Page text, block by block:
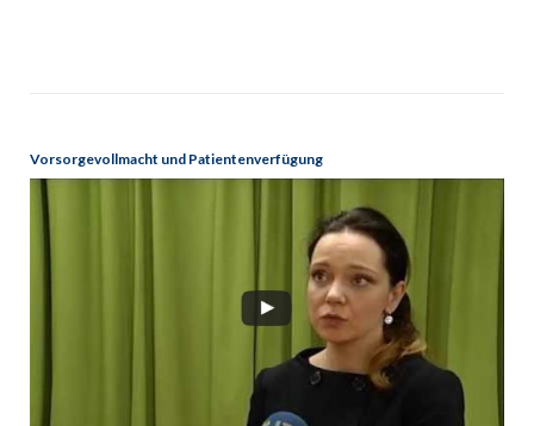
Vorsorgevollmacht und Patientenverfügung